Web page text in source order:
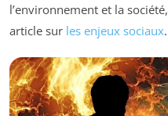
l’environnement et la
article sur les enjeux sociaux.